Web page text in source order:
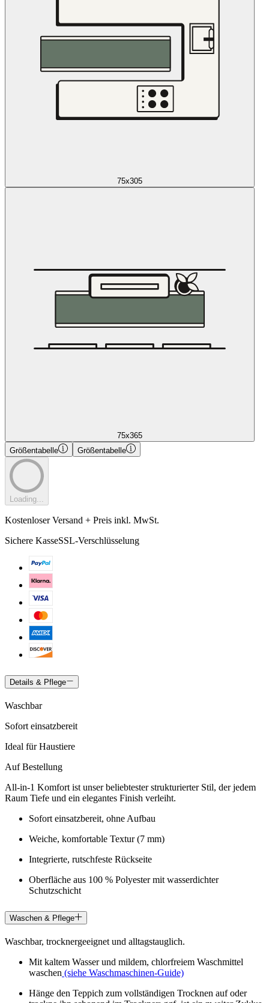
75x305
75x365
Größentabelle
Größentabelle
Loading...
Kostenloser Versand + Preis inkl. MwSt.
Sichere KasseSSL-Verschlüsselung
Details & Pflege
Waschbar
Sofort einsatzbereit
Ideal für Haustiere
Auf Bestellung
All-in-1 Komfort ist unser beliebtester strukturierter Stil, der jedem
Raum Tiefe und ein elegantes Finish verleiht.
Sofort einsatzbereit, ohne Aufbau
Weiche, komfortable Textur (7 mm)
Integrierte, rutschfeste Rückseite
Oberfläche aus 100 % Polyester mit wasserdichter
Schutzschicht
Waschen & Pflege
Waschbar, trocknergeeignet und alltagstauglich.
Mit kaltem Wasser und mildem, chlorfreiem Waschmittel
waschen (siehe Waschmaschinen-Guide)
Hänge den Teppich zum vollständigen Trocknen auf oder